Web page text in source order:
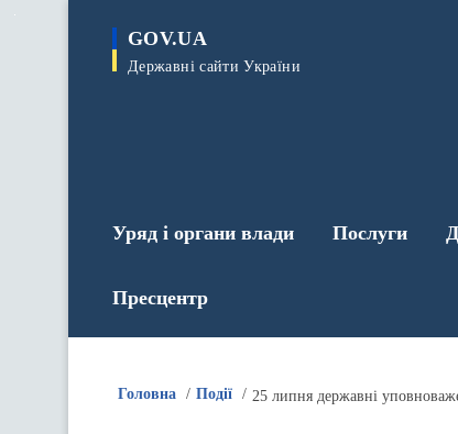
GOV.UA
Державні сайти України
Уряд і органи влади Послуги
Пресцентр
Головна Події